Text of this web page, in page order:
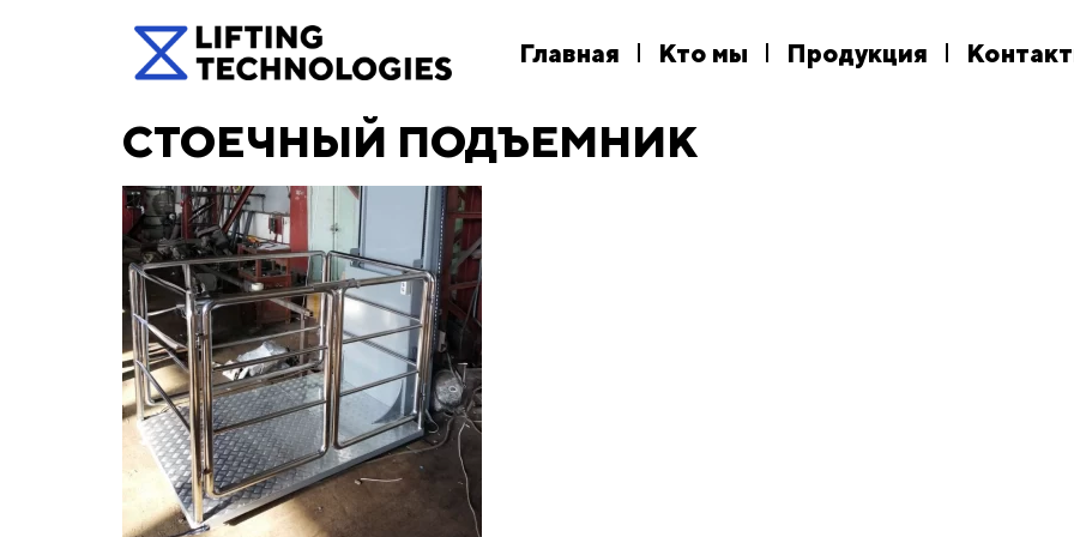
Главная Кто мы Продукция
СТОЕЧНЫЙ ПОДЪЕМНИК